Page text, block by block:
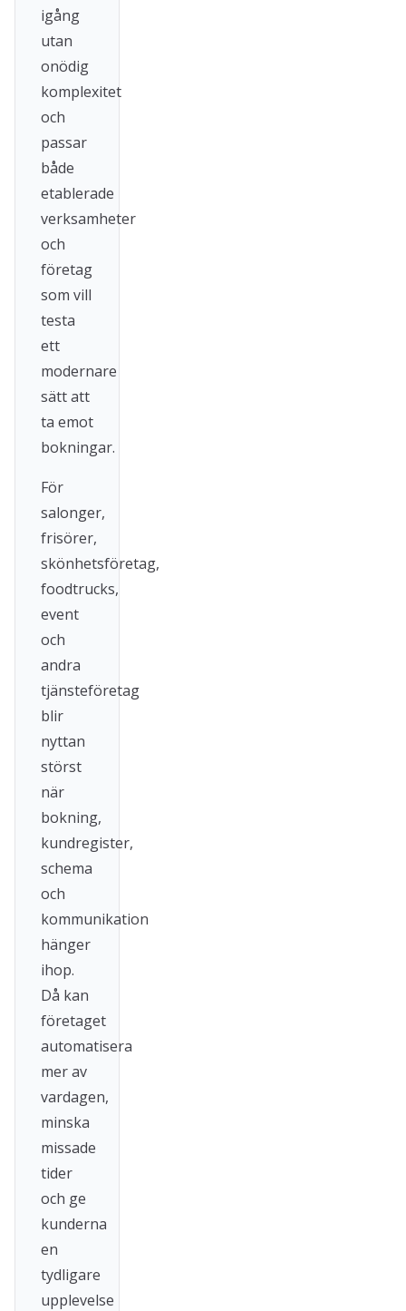
igång
utan
onödig
komplexitet
och
passar
både
etablerade
verksamheter
och
företag
som vill
testa
ett
modernare
sätt att
ta emot
bokningar.
För
salonger,
frisörer,
skönhetsföretag,
foodtrucks,
event
och
andra
tjänsteföretag
blir
nyttan
störst
när
bokning,
kundregister,
schema
och
kommunikation
hänger
ihop.
Då kan
företaget
automatisera
mer av
vardagen,
minska
missade
tider
och ge
kunderna
en
tydligare
upplevelse